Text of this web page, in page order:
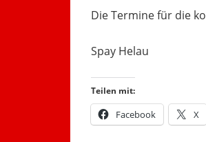
Die Termine für die
Spay Helau
Teilen mit:
Facebook X